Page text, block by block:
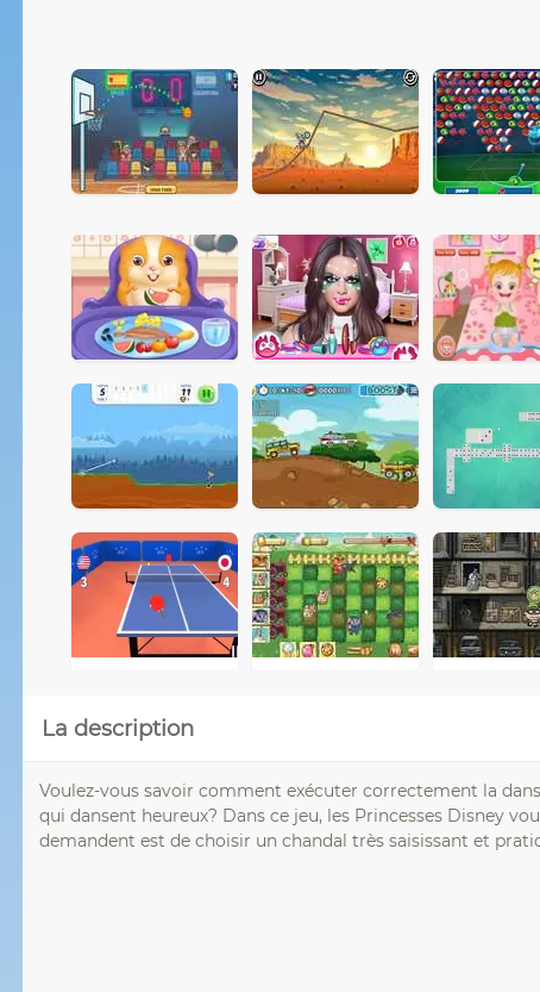
La description
Voulez-vous savoir comment exécuter correctement la
qui dansent heureux? Dans ce jeu, les Princesses Disney
demandent est de choisir un chandal très saisissant et